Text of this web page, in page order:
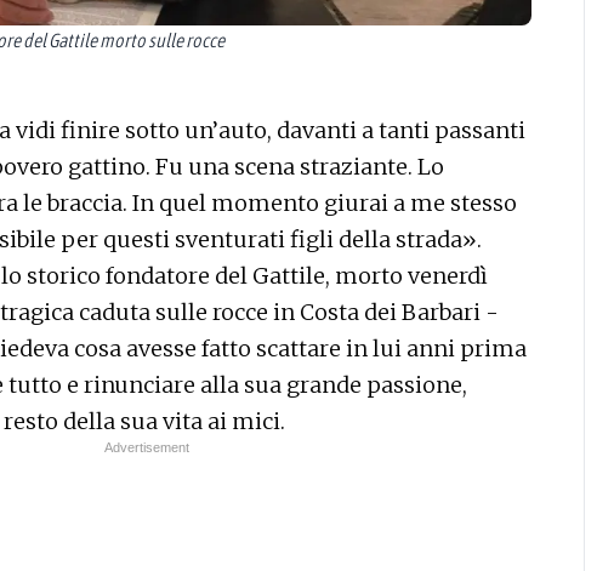
del Gattile morto sulle rocce
vidi finire sotto un’auto, davanti a tanti passanti
gattino. Fu una scena straziante. Lo
le braccia. In quel momento giurai a me stesso
per questi sventurati figli della strada».
storico fondatore del Gattile, morto venerdì
caduta sulle rocce in Costa dei Barbari -
cosa avesse fatto scattare in lui anni prima
e rinunciare alla sua grande passione,
della sua vita ai mici.